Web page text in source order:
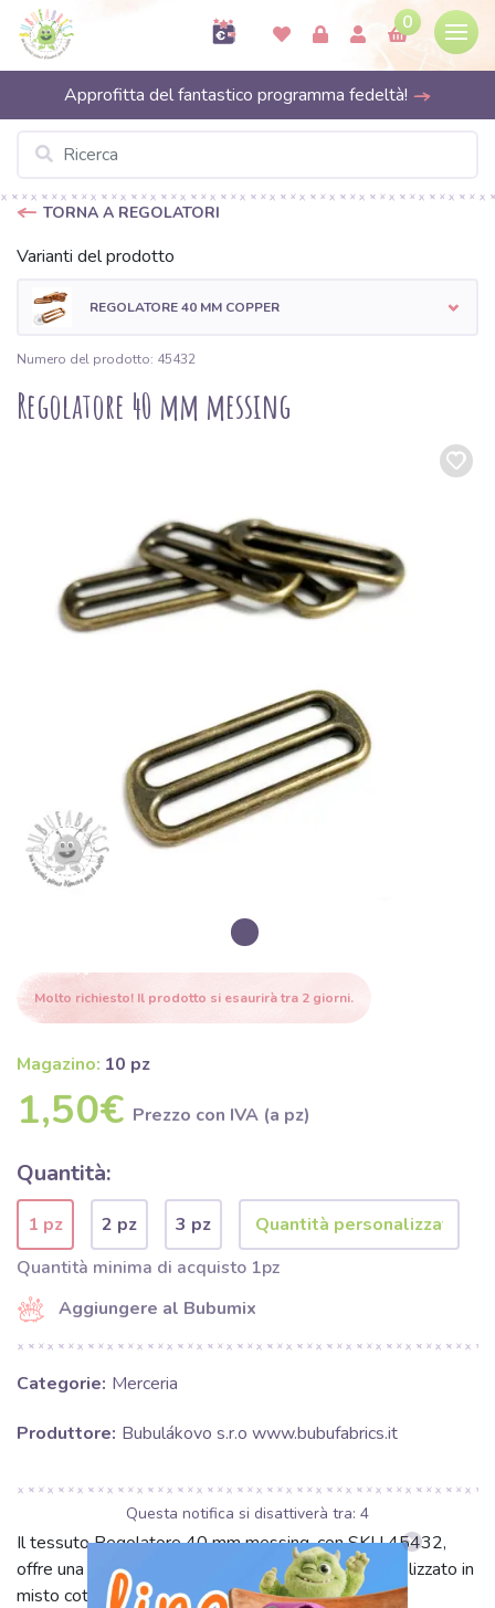
0
Approfitta del fantastico programma fedeltà!
TORNA A REGOLATORI
Varianti del prodotto
REGOLATORE 40 MM COPPER
Numero del prodotto: 45432
Regolatore 40 mm messing
Molto richiesto! Il prodotto si esaurirà tra 2 giorni.
Magazino: 10 pz
1,50€ Prezzo con IVA (a pz)
Quantità:
1 pz 2 pz
3 pz
Quantità minima di acquisto 1pz
Aggiungere al Bubumix
Categorie: Merceria
Produttore: Bubulákovo s.r.o www.bubufabrics.it
Il tessuto Regolatore 40 mm messing, con SKU 45432,
offre una qualità versatile e un tocco piacevole. Realizzato in
misto cotone di media pesantezza (circa 200 g/m²),
Questa notifica si disattiverà tra: 4